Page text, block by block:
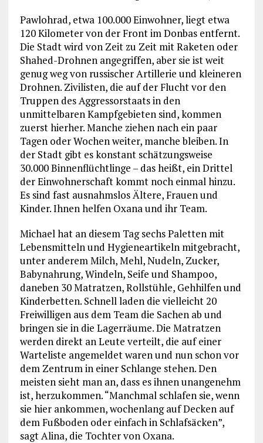
Pawlohrad, etwa 100.000 Einwohner, liegt etwa
120 Kilometer von der Front im Donbas entfernt.
Die Stadt wird von Zeit zu Zeit mit Raketen oder
Shahed-Drohnen angegriffen, aber sie ist weit
genug weg von russischer Artillerie und kleineren
Drohnen. Zivilisten, die auf der Flucht vor den
Truppen des Aggressorstaats in den
unmittelbaren Kampfgebieten sind, kommen
zuerst hierher. Manche ziehen nach ein paar
Tagen oder Wochen weiter, manche bleiben. In
der Stadt gibt es konstant schätzungsweise
30.000 Binnenflüchtlinge – das heißt, ein Drittel
der Einwohnerschaft kommt noch einmal hinzu.
Es sind fast ausnahmslos Ältere, Frauen und
Kinder. Ihnen helfen Oxana und ihr Team.
Michael hat an diesem Tag sechs Paletten mit
Lebensmitteln und Hygieneartikeln mitgebracht,
unter anderem Milch, Mehl, Nudeln, Zucker,
Babynahrung, Windeln, Seife und Shampoo,
daneben 30 Matratzen, Rollstühle, Gehhilfen und
Kinderbetten. Schnell laden die vielleicht 20
Freiwilligen aus dem Team die Sachen ab und
bringen sie in die Lagerräume. Die Matratzen
werden direkt an Leute verteilt, die auf einer
Warteliste angemeldet waren und nun schon vor
dem Zentrum in einer Schlange stehen. Den
meisten sieht man an, dass es ihnen unangenehm
ist, herzukommen. “Manchmal schlafen sie, wenn
sie hier ankommen, wochenlang auf Decken auf
dem Fußboden oder einfach in Schlafsäcken”,
sagt Alina, die Tochter von Oxana.